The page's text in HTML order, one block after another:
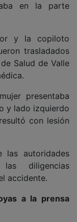
en la parte
y la copiloto
trasladados
Salud de Valle
presentaba
y lado izquierdo
con lesión
las autoridades
las diligencias
accidente.
a la prensa